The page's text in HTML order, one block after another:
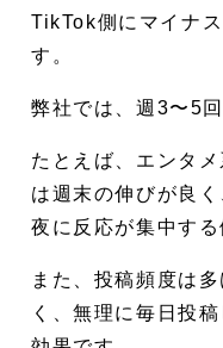
TikTok側にマイナ
す。
弊社では、週3〜5
たとえば、エンタ
は週末の伸びが良
夜に反応が集中する
また、投稿頻度は
く、無理に毎日投